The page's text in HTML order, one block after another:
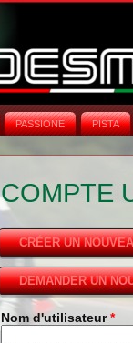
PASSIONE PISTA
COMPTE
CRÉER UN
DEMANDER UN
Nom d'utilisateur*